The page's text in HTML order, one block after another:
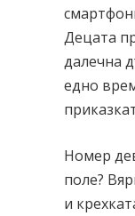
Децата
далечна
едно
Номер
поле?
и